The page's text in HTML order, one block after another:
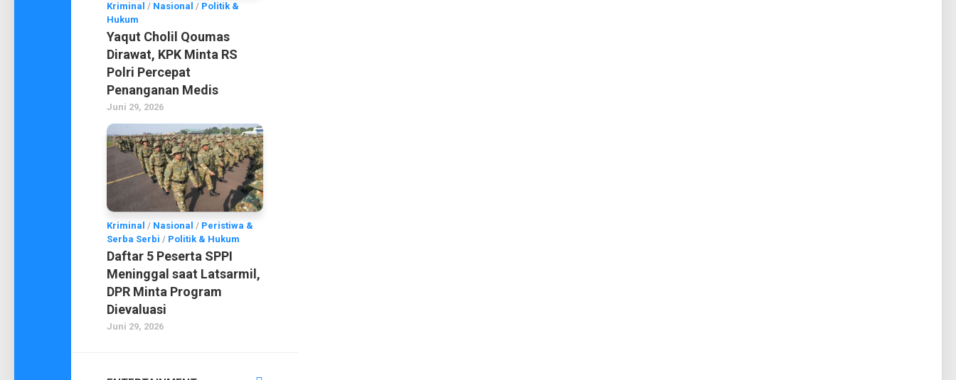
Kriminal / Nasional / Politik &
Hukum
Yaqut Cholil Qoumas
Dirawat, KPK Minta RS
Polri Percepat
Penanganan Medis
Juni 29, 2026
Kriminal / Nasional / Peristiwa &
Serba Serbi / Politik & Hukum
Daftar 5 Peserta SPPI
Meninggal saat Latsarmil,
DPR Minta Program
Dievaluasi
Juni 29, 2026